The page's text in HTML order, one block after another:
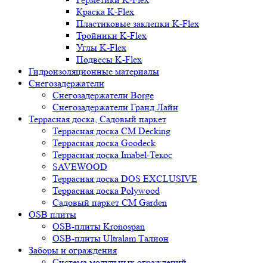
Краска K-Flex
Пластиковые заклепки K-Flex
Тройники K-Flex
Углы K-Flex
Подвесы K-Flex
Гидроизоляционные материалы
Снегозадержатели
Снегозадержатели Borge
Снегозадержатели Гранд Лайн
Террасная доска, Садовый паркет
Террасная доска CM Decking
Террасная доска Goodeck
Террасная доска Imabel-Текос
SAVEWOOD
Террасная доска DOS EXCLUSIVE
Террасная доска Polywood
Садовый паркет CM Garden
OSB плиты
OSB-плиты Kronospan
OSB-плиты Ultralam Талион
Заборы и ограждения